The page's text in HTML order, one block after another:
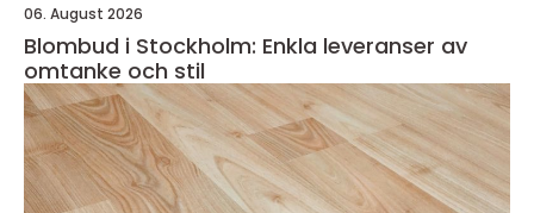
06. August 2026
Blombud i Stockholm: Enkla leveranser av
omtanke och stil